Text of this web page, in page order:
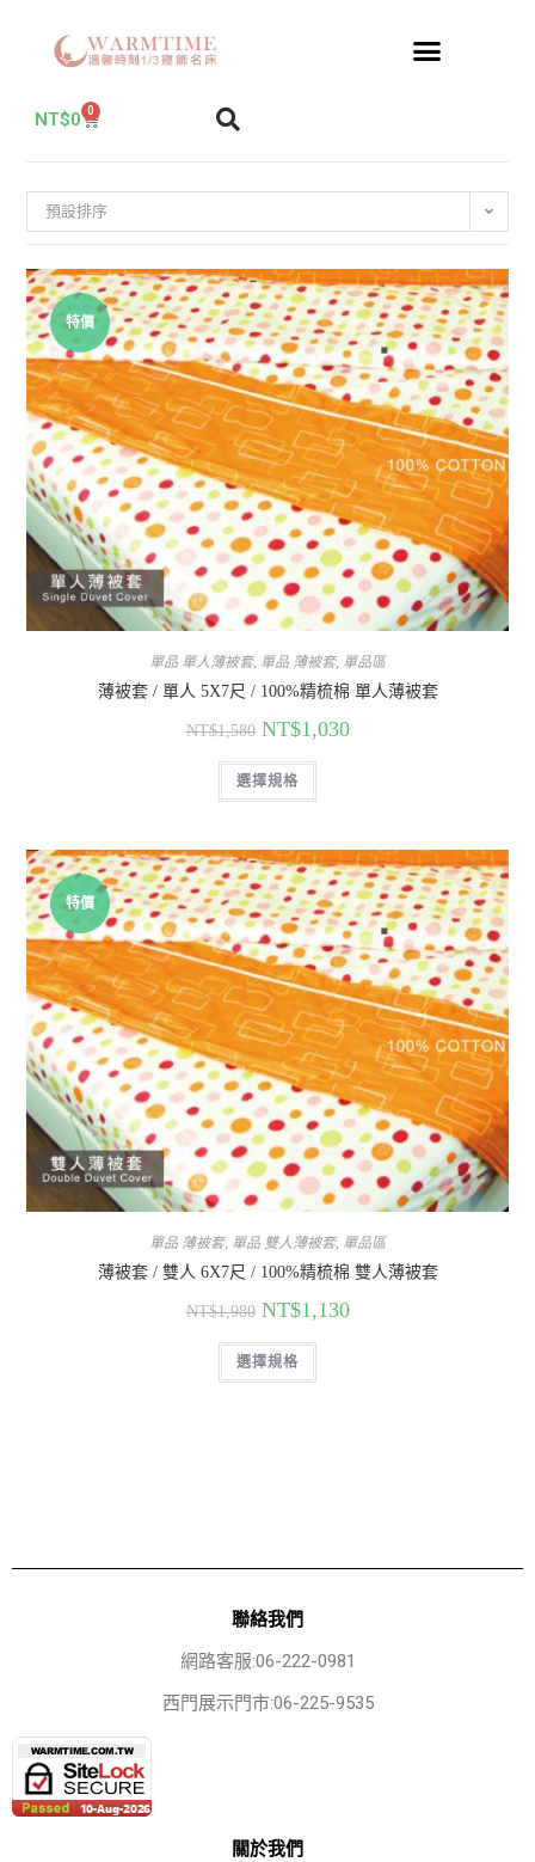
NT$0 0
預設排序
特價
單品 單人薄被套, 單品 薄被套, 單品區
薄被套 / 單人 5X7尺 / 100%精梳棉 單人薄被套
NT$1,580 NT$1,030
選擇規格
特價
單品 薄被套, 單品 雙人薄被套, 單品區
薄被套 / 雙人 6X7尺 / 100%精梳棉 雙人薄被套
NT$1,980 NT$1,130
選擇規格
聯絡我們
網路客服:06-222-0981
西門展示門市:06-225-9535
關於我們